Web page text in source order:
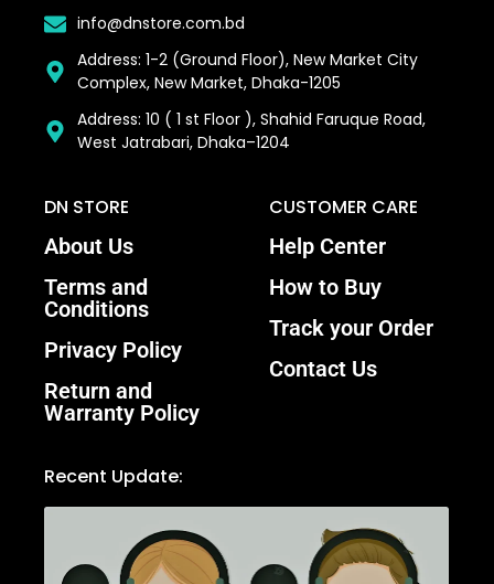
info@dnstore.com.bd
Address: 1-2 (Ground Floor), New Market City
Complex, New Market, Dhaka-1205
Address: 10 ( 1 st Floor ), Shahid Faruque Road,
West Jatrabari, Dhaka–1204
DN STORE
About Us
Terms and
Conditions
Privacy Policy
Return and
Warranty Policy
CUSTOMER CARE
Help Center
How to Buy
Track your Order
Contact Us
Recent Update: